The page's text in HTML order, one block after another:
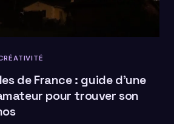
de France : guide d'une
pour trouver son